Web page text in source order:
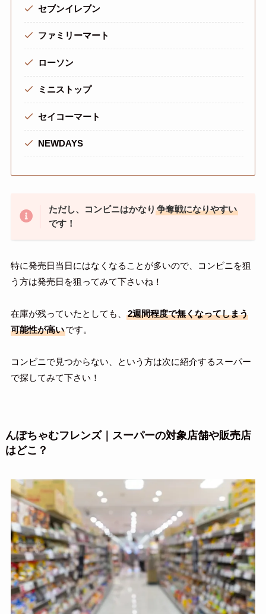
セブンイレブン
ファミリーマート
ローソン
ミニストップ
セイコーマート
NEWDAYS
ただし、コンビニはかなり 争奪戦になりやすい
です！
特に発売日当日にはなくなることが多いので、コンビニを狙
う方は発売日を狙ってみて下さいね！
在庫が残っていたとしても、
2週間程度で無くなってしまう
可能性が高いです。
コンビニで見つからない、という方は次に紹介するスーパー
で探してみて下さい！
んぽちゃむフレンズ｜スーパーの対象店舗や販売店
はどこ？